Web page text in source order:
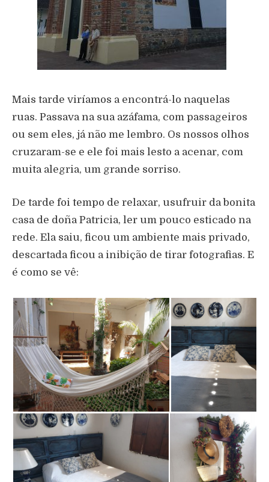
Mais tarde viríamos a encontrá-lo naquelas
ruas. Passava na sua azáfama, com passageiros
ou sem eles, já não me lembro. Os nossos olhos
cruzaram-se e ele foi mais lesto a acenar, com
muita alegria, um grande sorriso.
De tarde foi tempo de relaxar, usufruir da bonita
casa de doña Patricia, ler um pouco esticado na
rede. Ela saiu, ficou um ambiente mais privado,
descartada ficou a inibição de tirar fotografias. E
é como se vê: